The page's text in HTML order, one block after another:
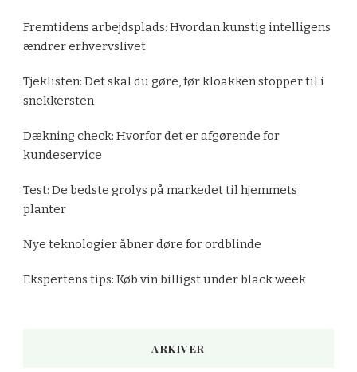
Fremtidens arbejdsplads: Hvordan kunstig intelligens
ændrer erhvervslivet
Tjeklisten: Det skal du gøre, før kloakken stopper til i
snekkersten
Dækning check: Hvorfor det er afgørende for
kundeservice
Test: De bedste grolys på markedet til hjemmets
planter
Nye teknologier åbner døre for ordblinde
Ekspertens tips: Køb vin billigst under black week
ARKIVER